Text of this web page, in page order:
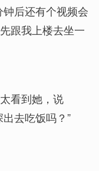
后还有个视频会
跟我上楼去坐一
看到她，说
去吃饭吗？”